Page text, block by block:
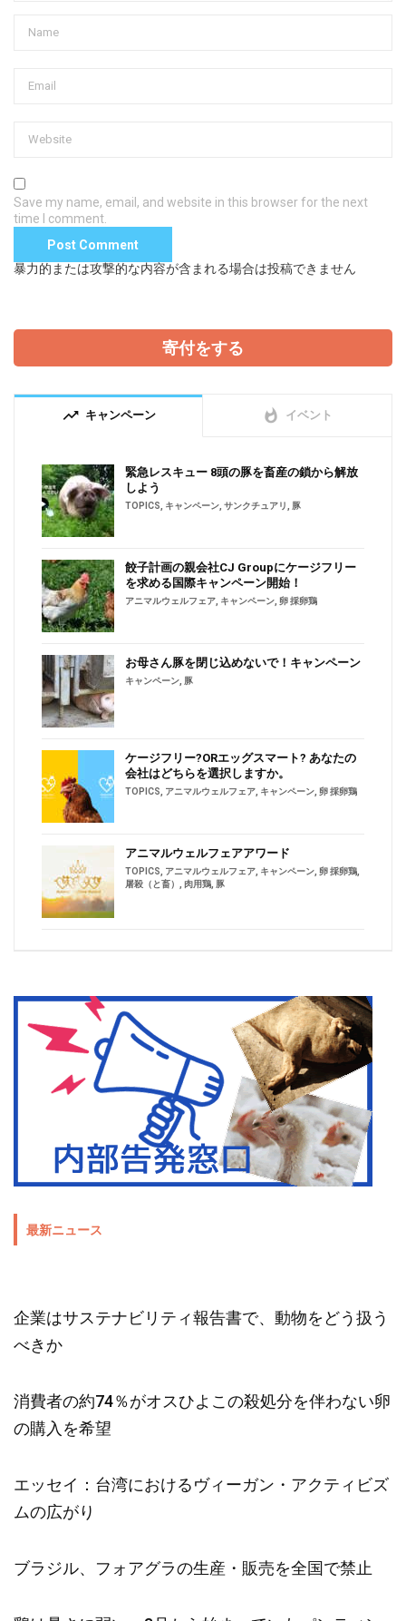
Save my name, email, and website in this browser for the next
time I comment.
暴力的または攻撃的な内容が含まれる場合は投稿できません
寄付をする
trending_up キャンペーン whatshot イベント
緊急レスキュー 8頭の豚を畜産の鎖から解放
しよう
TOPICS キャンペーン サンクチュアリ 豚
餃子計画の親会社CJ Groupにケージフリー
を求める国際キャンペーン開始！
アニマルウェルフェア キャンペーン 卵 採卵鶏
お母さん豚を閉じ込めないで！キャンペーン
キャンペーン 豚
ケージフリー?ORエッグスマート? あなたの
会社はどちらを選択しますか。
TOPICS アニマルウェルフェア キャンペーン 卵 採卵鶏
アニマルウェルフェアアワード
TOPICS アニマルウェルフェア キャンペーン 卵 採卵鶏
屠殺（と畜）
肉用鶏 豚
最新ニュース
企業はサステナビリティ報告書で、動物をどう扱う
べきか
消費者の約74％がオスひよこの殺処分を伴わない卵
の購入を希望
エッセイ：台湾におけるヴィーガン・アクティビズ
ムの広がり
ブラジル、フォアグラの生産・販売を全国で禁止